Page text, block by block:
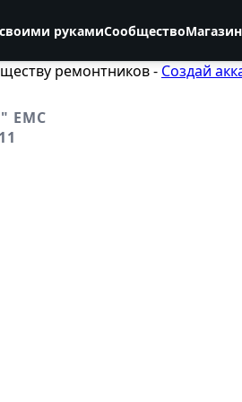
рукамиСообществоМагазин
ремонтников - Создай
EMC